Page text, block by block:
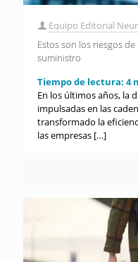
Equipo Editorial
Estos son los riesgos
suministro
Tiempo de lectura: 4
En los últimos años, la
impulsadas en las
transformado la
las empresas […]